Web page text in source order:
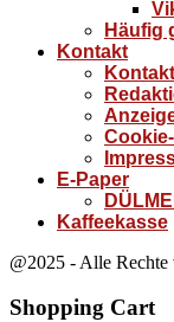
Häufig
Kontakt
E-Paper
Kaffeekasse
@2025 - Alle
Shopping Cart